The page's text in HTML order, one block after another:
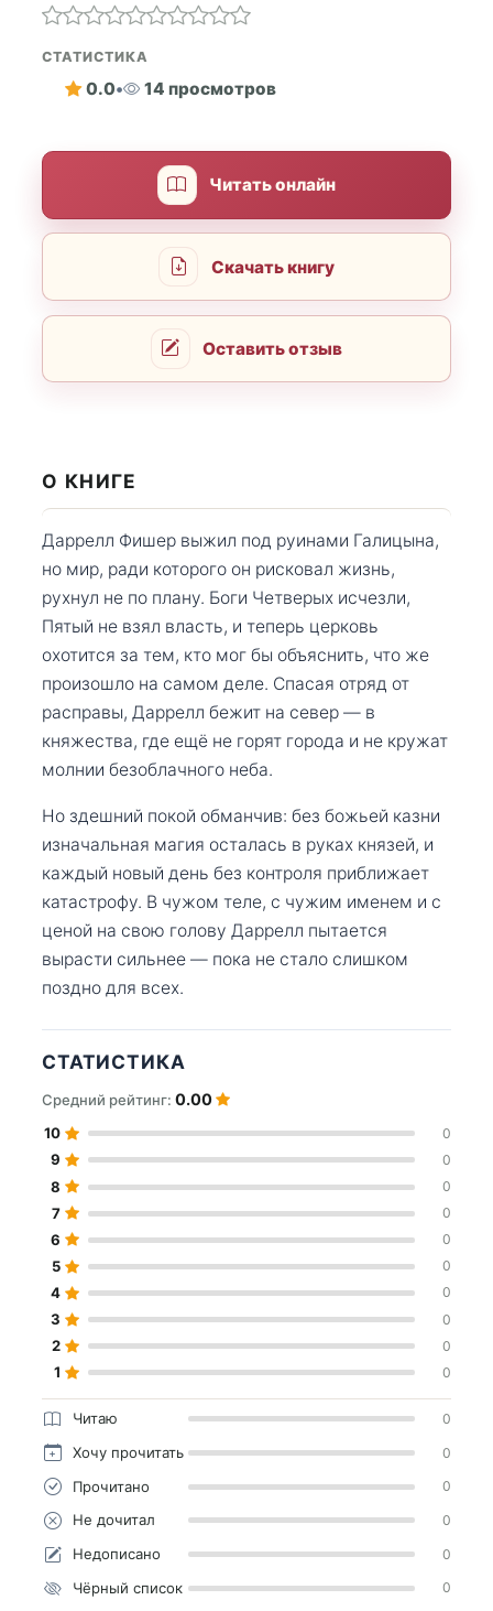
СТАТИСТИКА
0.0• 14 просмотров
Читать онлайн
Скачать книгу
Оставить отзыв
О КНИГЕ
Даррелл Фишер выжил под руинами Галицына,
но мир, ради которого он рисковал жизнь,
рухнул не по плану. Боги Четверых исчезли,
Пятый не взял власть, и теперь церковь
охотится за тем, кто мог бы объяснить, что же
произошло на самом деле. Спасая отряд от
расправы, Даррелл бежит на север — в
княжества, где ещё не горят города и не кружат
молнии безоблачного неба.
Но здешний покой обманчив: без божьей казни
изначальная магия осталась в руках князей, и
каждый новый день без контроля приближает
катастрофу. В чужом теле, с чужим именем и с
ценой на свою голову Даррелл пытается
вырасти сильнее — пока не стало слишком
поздно для всех.
СТАТИСТИКА
Средний рейтинг: 0.00
10 0
9 0
8 0
7 0
6 0
5 0
4 0
3 0
2 0
1 0
Читаю 0
Хочу прочитать 0
Прочитано 0
Не дочитал 0
Недописано 0
Чёрный список 0